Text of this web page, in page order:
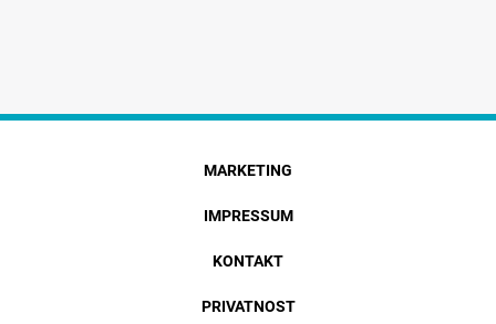
MARKETING
IMPRESSUM
KONTAKT
PRIVATNOST